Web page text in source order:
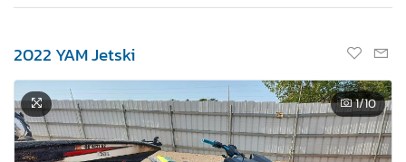
2022 YAM Jetski
1/10